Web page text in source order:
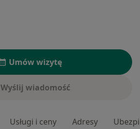
Umów wizytę
Wyślij wiadomość
Usługi i ceny Adresy